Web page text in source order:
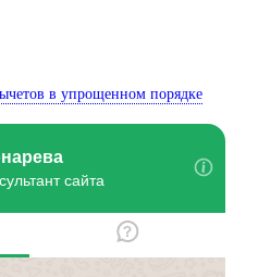
в упрощенном порядке